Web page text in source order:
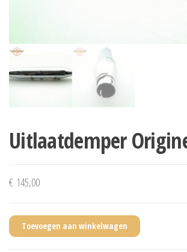
Uitlaatdemper
€ 145,00
Toevoegen aan winkelwagen